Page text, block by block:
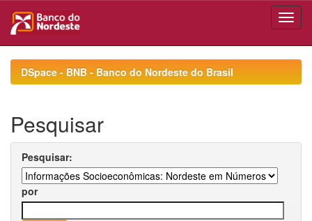
navigationDSpace - BNB - Banco do Nordeste do Brasil
Pesquisar
Pesquisar:
por